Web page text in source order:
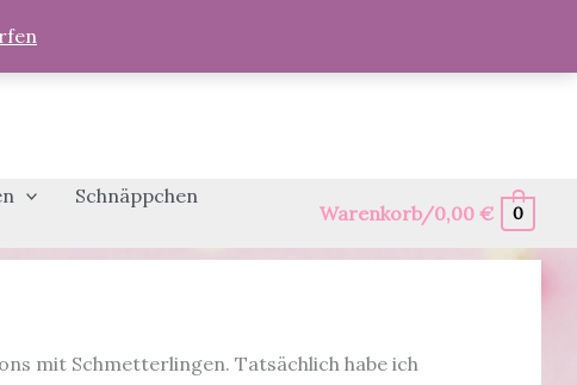
Schnäppchen
Warenkorb/0,00€ 0
mit Schmetterlingen. Tatsächlich habe ich